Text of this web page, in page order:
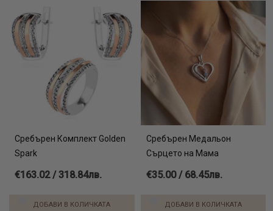
Сребърен Комплект Golden
Spark
€163.02 / 318.84лв.
ДОБАВИ В КОЛИЧКАТА
Сребърен Медальон
Сърцето на Мама
€35.00 / 68.45лв.
ДОБАВИ В КОЛИЧКАТА